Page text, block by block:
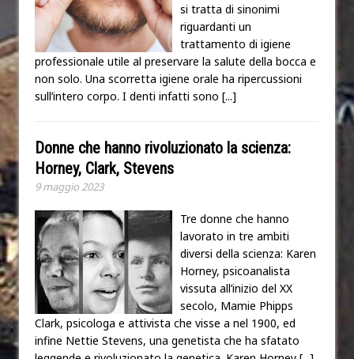
si tratta di sinonimi
riguardanti un
trattamento di igiene
professionale utile al preservare la salute della bocca e
non solo. Una scorretta igiene orale ha ripercussioni
sull’intero corpo. I denti infatti sono [...]
Donne che hanno rivoluzionato la scienza:
Horney, Clark, Stevens
9 maggio 2023
Tre donne che hanno
lavorato in tre ambiti
diversi della scienza: Karen
Horney, psicoanalista
vissuta all’inizio del XX
secolo, Mamie Phipps
Clark, psicologa e attivista che visse a nel 1900, ed
infine Nettie Stevens, una genetista che ha sfatato